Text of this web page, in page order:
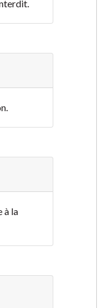
à la